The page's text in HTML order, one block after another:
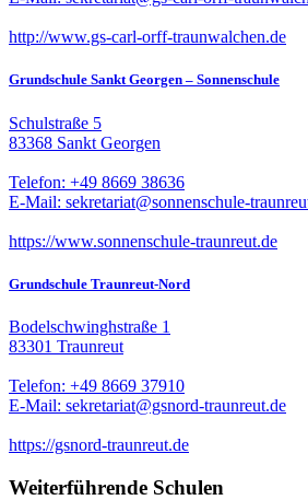
http://www.gs-carl-orff-traunwalchen.de
Grundschule Sankt Georgen – Sonnenschule
Schulstraße 5
83368 Sankt Georgen
Telefon: +49 8669 38636
E-Mail: sekretariat@sonnenschule-
https://www.sonnenschule-traunreut.de
Grundschule Traunreut-Nord
Bodelschwinghstraße 1
83301 Traunreut
Telefon: +49 8669 37910
E-Mail: sekretariat@gsnord-traunreut.de
https://gsnord-traunreut.de
Weiterführende Schulen